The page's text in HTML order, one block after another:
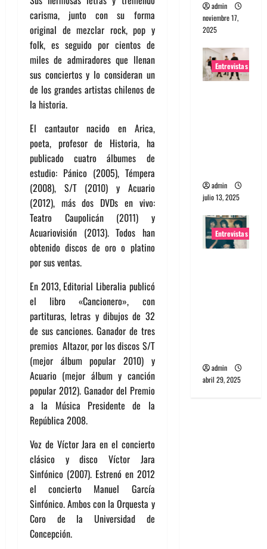
carisma, junto con su forma
original de mezclar rock, pop y
folk, es seguido por cientos de
miles de admiradores que llenan
sus conciertos y lo consideran un
de los grandes artistas chilenos de
la historia.
El cantautor nacido en Arica,
poeta, profesor de Historia, ha
publicado cuatro álbumes de
estudio: Pánico (2005), Témpera
(2008), S/T (2010) y Acuario
(2012), más dos DVDs en vivo:
Teatro Caupolicán (2011) y
Acuariovisión (2013). Todos han
obtenido discos de oro o platino
por sus ventas.
En 2013, Editorial Liberalia publicó
el libro «Cancionero», con
partituras, letras y dibujos de 32
de sus canciones. Ganador de tres
premios Altazor, por los discos S/T
(mejor álbum popular 2010) y
Acuario (mejor álbum y canción
popular 2012). Ganador del Premio
a la Música Presidente de la
República 2008.
Voz de Víctor Jara en el concierto
clásico y disco Víctor Jara
Sinfónico (2007). Estrenó en 2012
el concierto Manuel García
Sinfónico. Ambos con la Orquesta y
Coro de la Universidad de
Concepción.
admin
noviembre 17,
2025
Entrevistas
admin
julio 13, 2025
Entrevistas
admin
abril 29, 2025